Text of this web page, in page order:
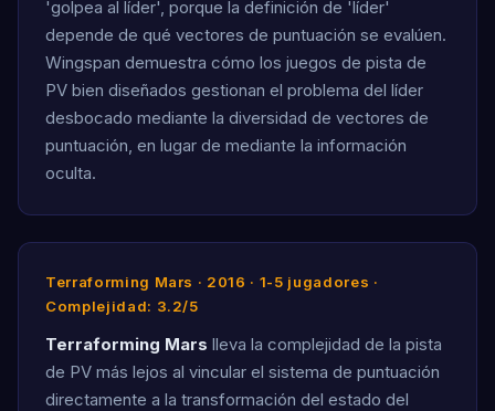
'golpea al líder', porque la definición de 'líder'
depende de qué vectores de puntuación se evalúen.
Wingspan demuestra cómo los juegos de pista de
PV bien diseñados gestionan el problema del líder
desbocado mediante la diversidad de vectores de
puntuación, en lugar de mediante la información
oculta.
Terraforming Mars · 2016 · 1-5 jugadores ·
Complejidad: 3.2/5
Terraforming Mars lleva la complejidad de la pista
de PV más lejos al vincular el sistema de puntuación
directamente a la transformación del estado del